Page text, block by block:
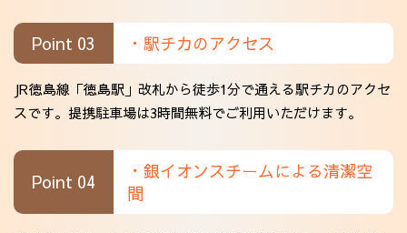
Point 03 ・駅チカのアクセス
JR徳島線「徳島駅」改札から徒歩1分で通える駅チカのアクセ
スです。提携駐車場は3時間無料でご利用いただけます。
Point 04
・銀イオンスチームによる清潔空
間